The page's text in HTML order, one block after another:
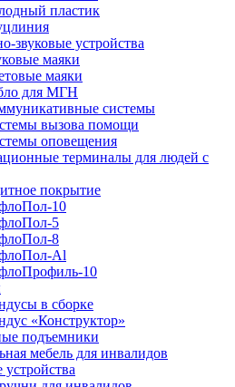
пластик
звуковые устройства
маяки
маяки
для МГН
системы
вызова помощи
оповещения
терминалы для людей с
покрытие
10
5
8
Al
10
в сборке
«Конструктор»
подъемники
мебель для инвалидов